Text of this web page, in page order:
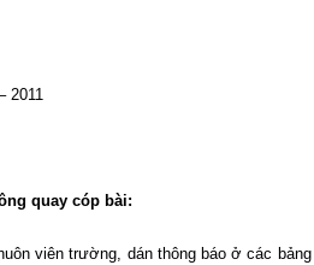
2011
quay cóp bài:
viên trường, dán thông báo ở các